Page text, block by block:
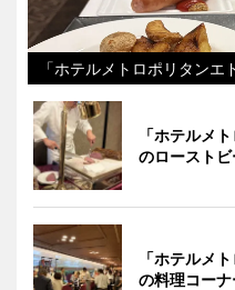
「ホテルメトロポリタン
「ホテルメ
のローストビ
「ホテルメ
の料理コーナ